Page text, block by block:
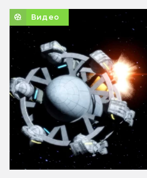
Видео